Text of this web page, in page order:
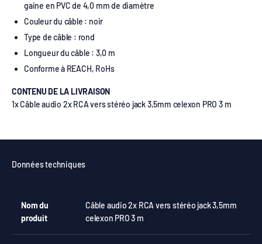
gaine en PVC de 4,0 mm de diamètre
Couleur du câble : noir
Type de câble : rond
Longueur du câble : 3,0 m
Conforme à REACH, RoHs
CONTENU DE LA LIVRAISON
1x Câble audio 2x RCA vers stéréo jack 3,5mm celexon PRO 3 m
Données techniques
Nom du
produit
Câble audio 2x RCA vers stéréo jack 3,5mm
celexon PRO 3 m